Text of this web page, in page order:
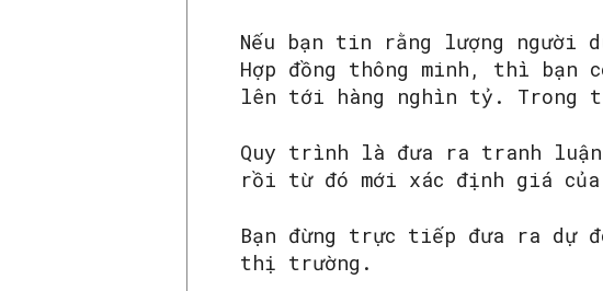
Nếu bạn tin rằng lượng người
Hợp đồng thông minh, thì bạn
lên tới hàng nghìn tỷ. Trong
Quy trình là đưa ra tranh
rồi từ đó mới xác định giá
Bạn đừng trực tiếp đưa ra dự
thị trường.